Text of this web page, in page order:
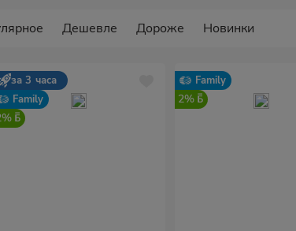
Дешевле Дороже Новинки
за 3 часа
Family
Family
2%